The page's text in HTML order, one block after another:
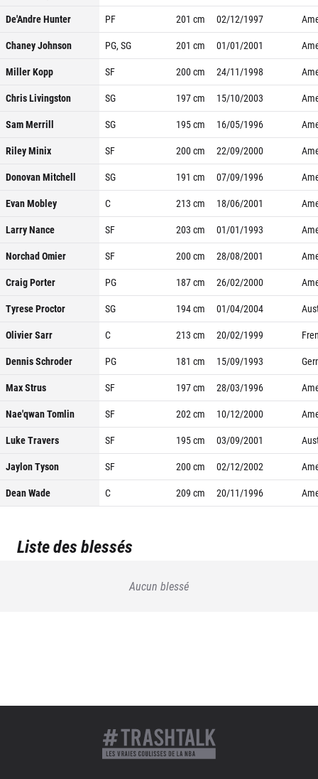
De'Andre Hunter
PF 201 cm 02/12/1997
Chaney Johnson
PG, SG 201 cm 01/01/2001
Miller Kopp
SF 200cm 24/11/1998
Chris Livingston
SG 197cm 15/10/2003
Sam Merrill
SG 195cm 16/05/1996
Riley Minix
SF 200cm 22/09/2000
Donovan Mitchell
SG 191 cm 07/09/1996
Evan Mobley
C 213 cm 18/06/2001
Larry Nance
SF 203 cm 01/01/1993
Norchad Omier
SF 200cm 28/08/2001
Craig Porter
PG 187cm 26/02/2000
Tyrese Proctor
SG 194cm 01/04/2004
Olivier Sarr
C 213 cm 20/02/1999
Dennis Schroder
PG 181 cm 15/09/1993
Max Strus
SF 197cm 28/03/1996
Nae'qwan Tomlin
SF 202cm 10/12/2000
Luke Travers
SF 195cm 03/09/2001
Jaylon Tyson
SF 200cm 02/12/2002
Dean Wade
C 209 cm 20/11/1996
Liste des blessés
Aucun blessé